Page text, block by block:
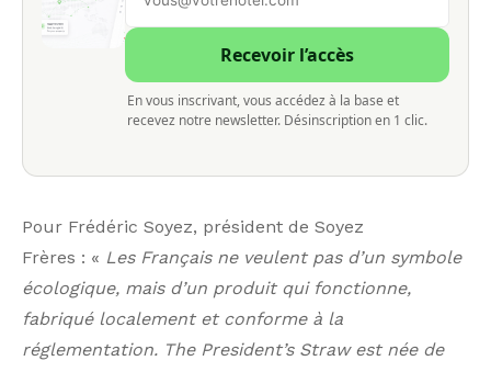
Recevoir l’accès
En vous inscrivant, vous accédez à la base et
recevez notre newsletter. Désinscription en 1 clic.
Pour Frédéric Soyez, président de Soyez
Frères : « Les Français ne veulent pas d’un symbole
écologique, mais d’un produit qui fonctionne,
fabriqué localement et conforme à la
réglementation. The President’s Straw est née de